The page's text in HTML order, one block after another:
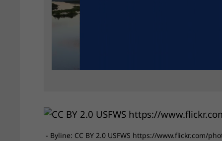
- Byline: CC BY 2.0 USFWS https://www.flickr.com/